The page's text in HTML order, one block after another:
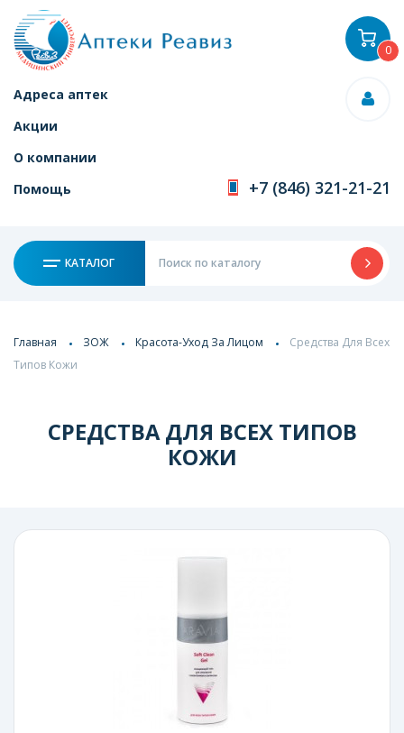
Адреса аптек
Акции
О компании
Помощь
+7 (846) 321-21-21
КАТАЛОГ
0
Главная ЗОЖ Красота-Уход За Лицом
Средства Для Всех
Типов Кожи
СРЕДСТВА ДЛЯ ВСЕХ ТИПОВ
КОЖИ